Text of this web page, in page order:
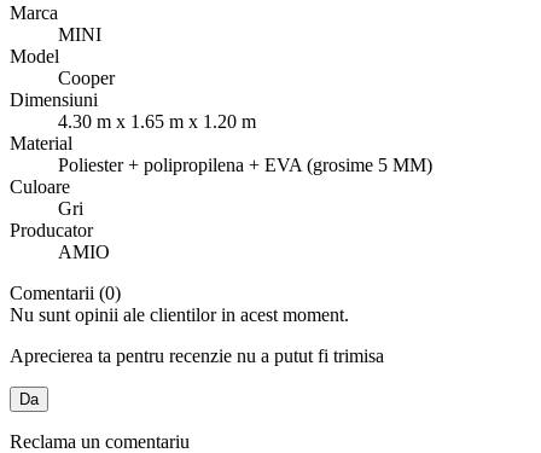
Marca
MINI
Model
Cooper
Dimensiuni
4.30 m x 1.65 m x 1.20 m
Material
Poliester + polipropilena + EVA (grosime 5 MM)
Culoare
Gri
Producator
AMIO
Comentarii (0)
Nu sunt opinii ale clientilor in acest moment.
Aprecierea ta pentru recenzie nu a putut fi trimisa
Da
Reclama un comentariu